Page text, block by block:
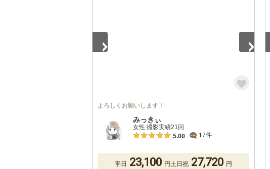
よろしくお願いします！
みっきぃ
女性 撮影実績21回
5.00
17件
平日 23,100 円土日祝 27,720 円